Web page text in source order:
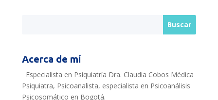
Acerca de mí
Especialista en Psiquiatría Dra. Claudia Cobos Médica
Psiquiatra, Psicoanalista, especialista en Psicoanálisis
Psicosomático en Bogotá.